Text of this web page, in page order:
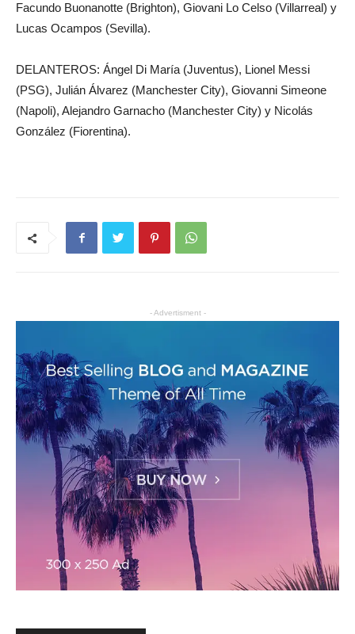
Facundo Buonanotte (Brighton), Giovani Lo Celso (Villarreal) y
Lucas Ocampos (Sevilla).
DELANTEROS: Ángel Di María (Juventus), Lionel Messi
(PSG), Julián Álvarez (Manchester City), Giovanni Simeone
(Napoli), Alejandro Garnacho (Manchester City) y Nicolás
González (Fiorentina).
- Advertisment -